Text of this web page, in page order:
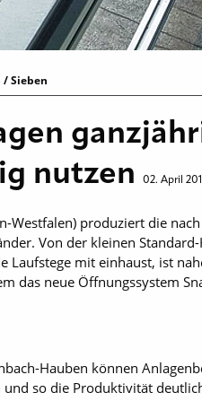
Sieben
nutzen
02. April
Westfalen) produziert die
Von der kleinen
Laufstege mit einhaust, ist
das neue Öffnungssystem
Hauben können
so die Produktivität